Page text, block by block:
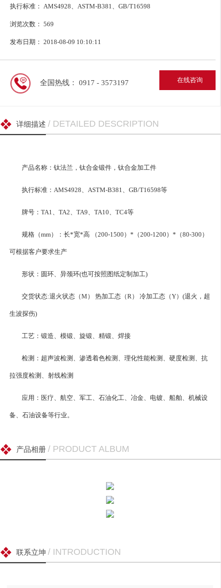
执行标准： AMS4928、ASTM-B381、GB/T16598
浏览次数： 569
发布日期： 2018-08-09 10:10:11
在线咨询
全国热线： 0917 - 3573197
详细描述 / DETAILED DESCRIPTION
产品名称：钛法兰 ，钛合金锻件 ，钛合金加工件
执行标准：AMS4928、ASTM-B381、GB/T16598等
牌号：TA1、TA2、TA9、TA10、TC4等
规格（mm）：长*宽*高 （200-1500）*（200-1200）*（80-300）
可根据客户要求生产
形状：圆环、异颈环(也可按照图纸定制加工)
交货状态:退火状态（M） 热加工态（R） 冷加工态（Y）(退火，超
生波探伤)
工艺：锻造、模锻、旋锻、精锻、焊接
检测：超声波检测、渗透着色检测、理化性能检测、硬度检测、抗
拉强度检测、射线检测
应用：医疗、航空、军工、石油化工、冶金、电镀、船舶、机械设
备、石油设备等行业。
产品相册 / PRODUCT ALBUM
联系立坤 / INTRODUCTION